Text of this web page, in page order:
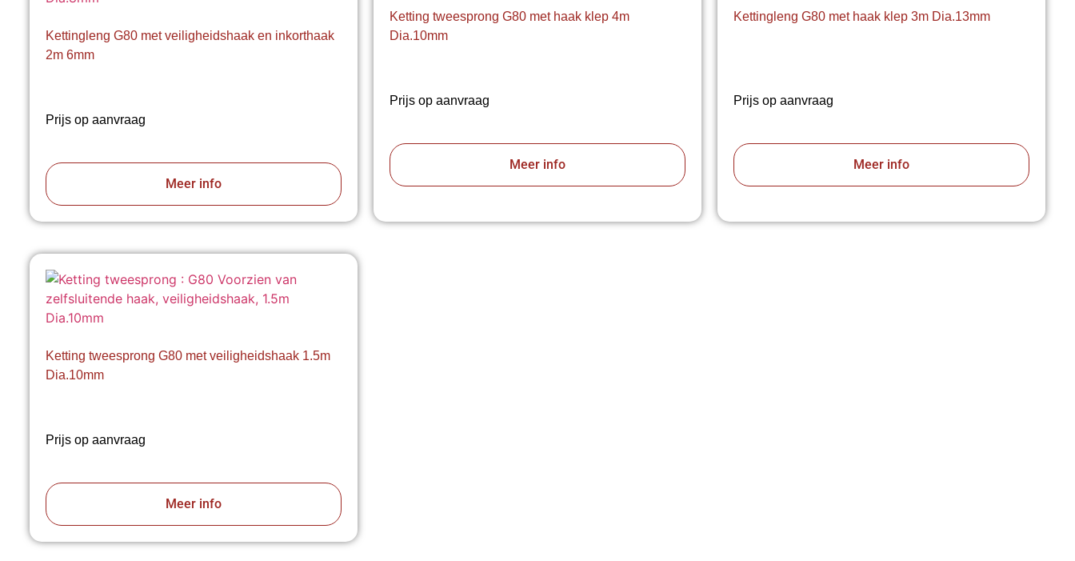
Kettingleng G80 met veiligheidshaak en inkorthaak
2m 6mm
Prijs op aanvraag
Meer info
Ketting tweesprong G80 met haak klep 4m
Dia.10mm
Prijs op aanvraag
Meer info
Kettingleng G80 met haak klep 3m Dia.13mm
Prijs op aanvraag
Meer info
Ketting tweesprong G80 met veiligheidshaak 1.5m
Dia.10mm
Prijs op aanvraag
Meer info